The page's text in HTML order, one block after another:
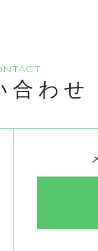
合わせ